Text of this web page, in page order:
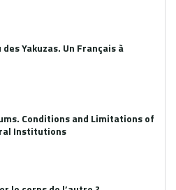
Yakuzas. Un Français à
Conditions and Limitations of
Institutions